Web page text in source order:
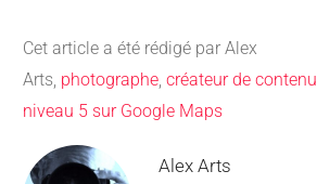
Cet article a été rédigé par Alex
Arts, photographe créateur de contenu
niveau 5 sur Google Maps
Alex Arts